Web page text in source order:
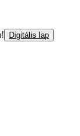
Digitális lap